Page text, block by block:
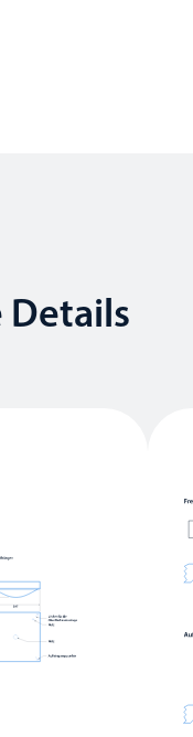
Details